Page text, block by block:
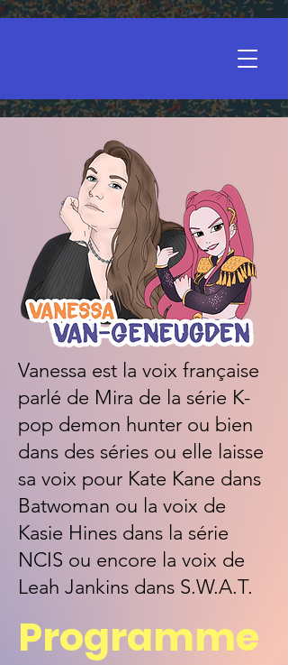
Vanessa est la voix française
parlé de Mira de la série K-
pop demon hunter ou bien
dans des séries ou elle laisse
sa voix pour Kate Kane dans
Batwoman ou la voix de
Kasie Hines dans la série
NCIS ou encore la voix de
Leah Jankins dans S.W.A.T.
Programme